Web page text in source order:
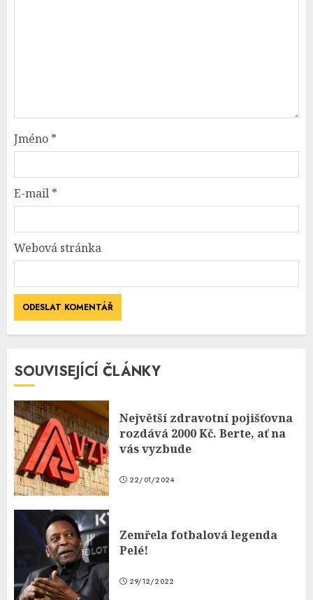
Jméno *
E-mail *
Webová stránka
SOUVISEJÍCÍ ČLÁNKY
Největší zdravotní pojišťovna
rozdává 2000 Kč. Berte, ať na
vás vyzbude
22/01/2024
Zemřela fotbalová legenda
Pelé!
29/12/2022